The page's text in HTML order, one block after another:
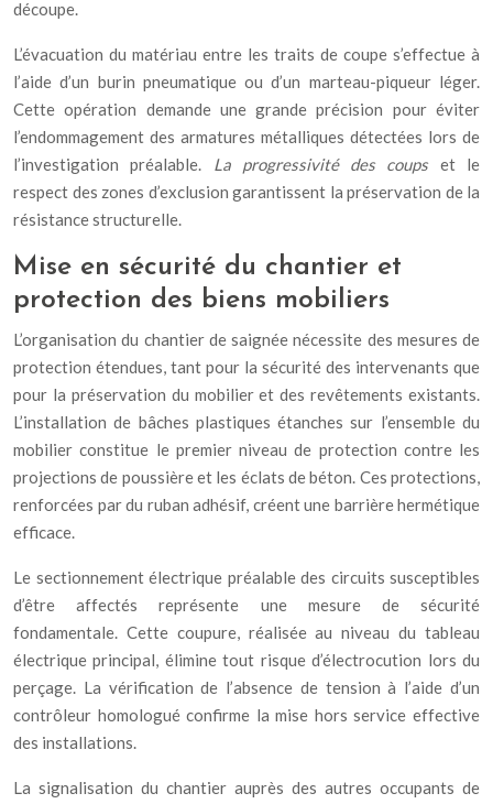
découpe.
L’évacuation du matériau entre les traits de coupe s’effectue à
l’aide d’un burin pneumatique ou d’un marteau-piqueur léger.
Cette opération demande une grande précision pour éviter
l’endommagement des armatures métalliques détectées lors de
l’investigation préalable. La progressivité des coups et le
respect des zones d’exclusion garantissent la préservation de la
résistance structurelle.
Mise en sécurité du chantier et
protection des biens mobiliers
L’organisation du chantier de saignée nécessite des mesures de
protection étendues, tant pour la sécurité des intervenants que
pour la préservation du mobilier et des revêtements existants.
L’installation de bâches plastiques étanches sur l’ensemble du
mobilier constitue le premier niveau de protection contre les
projections de poussière et les éclats de béton. Ces protections,
renforcées par du ruban adhésif, créent une barrière hermétique
efficace.
Le sectionnement électrique préalable des circuits susceptibles
d’être affectés représente une mesure de sécurité
fondamentale. Cette coupure, réalisée au niveau du tableau
électrique principal, élimine tout risque d’électrocution lors du
perçage. La vérification de l’absence de tension à l’aide d’un
contrôleur homologué confirme la mise hors service effective
des installations.
La signalisation du chantier auprès des autres occupants de